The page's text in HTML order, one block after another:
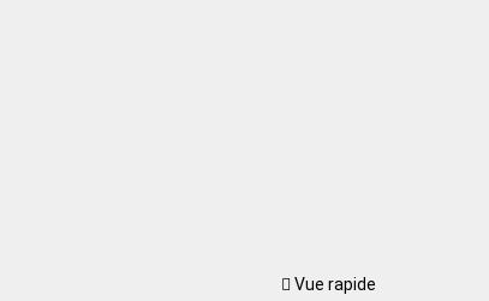
Vue rapide